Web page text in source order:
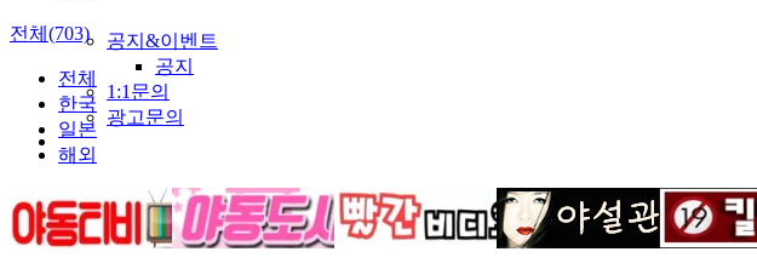
공지&이벤트
공지
1:1문의
광고문의
전체(703)
전체
한국
일본
해외